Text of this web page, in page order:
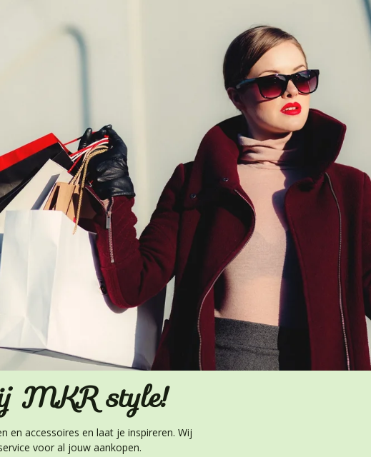
MKR style!
en accessoires en laat je inspireren. Wij
voor al jouw aankopen.